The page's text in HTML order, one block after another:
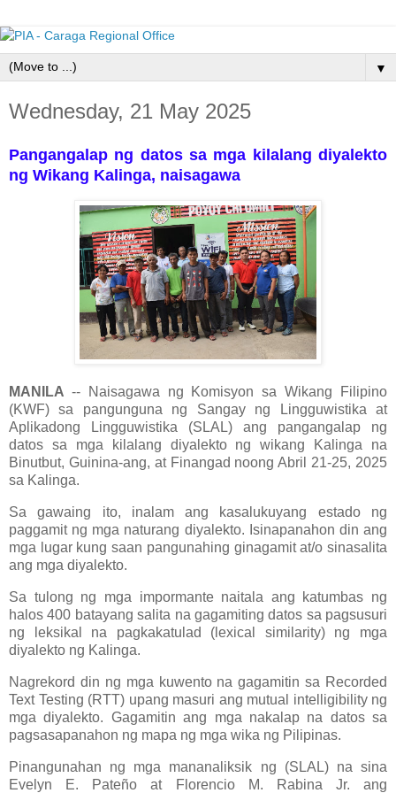
▼
Wednesday, 21 May 2025
Pangangalap ng datos sa mga kilalang diyalekto
ng Wikang Kalinga, naisagawa
MANILA -- Naisagawa ng Komisyon sa Wikang Filipino
(KWF) sa pangunguna ng Sangay ng Lingguwistika at
Aplikadong Lingguwistika (SLAL) ang pangangalap ng
datos sa mga kilalang diyalekto ng wikang Kalinga na
Binutbut, Guinina-ang, at Finangad noong Abril 21-25, 2025
sa Kalinga.
Sa gawaing ito, inalam ang kasalukuyang estado ng
paggamit ng mga naturang diyalekto. Isinapanahon din ang
mga lugar kung saan pangunahing ginagamit at/o sinasalita
ang mga diyalekto.
Sa tulong ng mga impormante naitala ang katumbas ng
halos 400 batayang salita na gagamiting datos sa pagsusuri
ng leksikal na pagkakatulad (lexical similarity) ng mga
diyalekto ng Kalinga.
Nagrekord din ng mga kuwento na gagamitin sa Recorded
Text Testing (RTT) upang masuri ang mutual intelligibility ng
mga diyalekto. Gagamitin ang mga nakalap na datos sa
pagsasapanahon ng mapa ng mga wika ng Pilipinas.
Pinangunahan ng mga mananaliksik ng (SLAL) na sina
Evelyn E. Pateño at Florencio M. Rabina Jr. ang